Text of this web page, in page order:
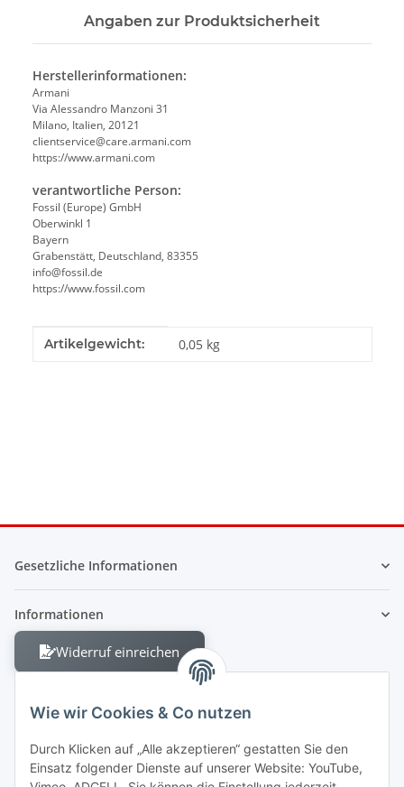
Wie wir Cookies & Co nutzen
Durch Klicken auf „Alle akzeptieren“ gestatten Sie den
Einsatz folgender Dienste auf unserer Website: YouTube,
Angaben zur Produktsicherheit
Herstellerinformationen:
Armani
Via Alessandro Manzoni 31
Milano, Italien, 20121
clientservice@care.armani.com
https://www.armani.com
verantwortliche Person:
Fossil (Europe) GmbH
Oberwinkl 1
Bayern
Grabenstätt, Deutschland, 83355
info@fossil.de
https://www.fossil.com
Produkteigenschaft
Wert
Artikelgewicht: 0,05 kg
Gesetzliche Informationen
Informationen
Widerruf einreichen
Berliner Allee 38